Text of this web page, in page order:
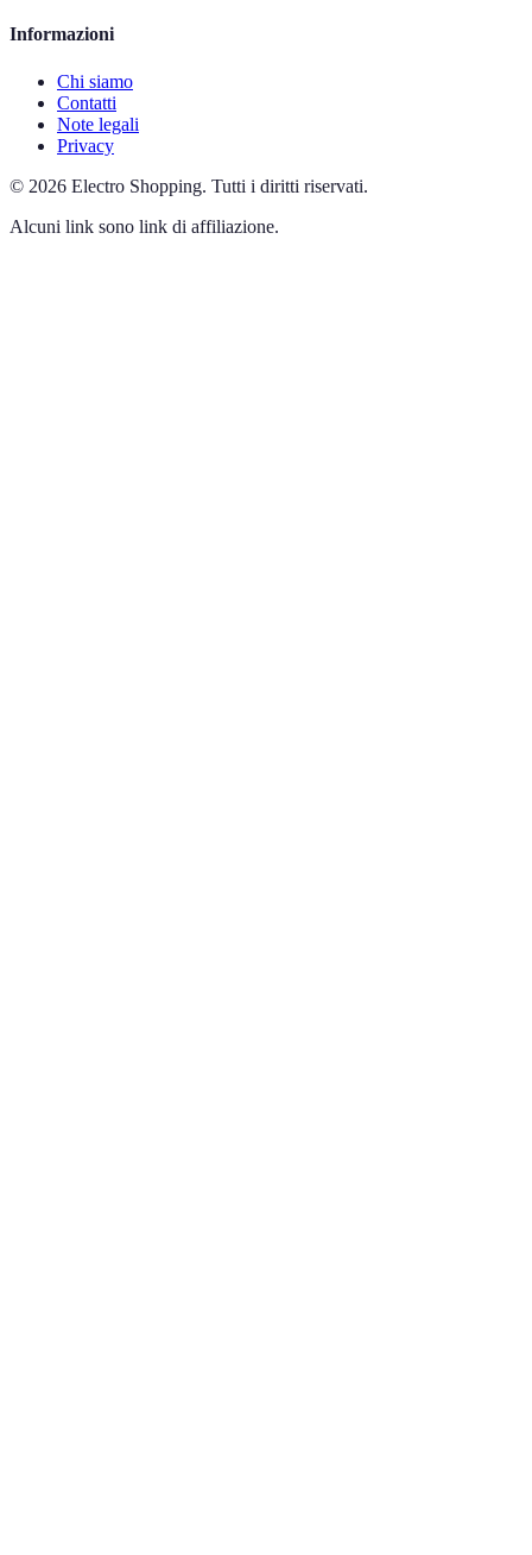
Informazioni
Chi siamo
Contatti
Note legali
Privacy
© 2026 Electro Shopping. Tutti i diritti riservati.
Alcuni link sono link di affiliazione.